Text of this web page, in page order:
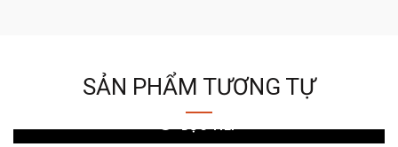
SẢN PHẨM TƯƠNG TỰ